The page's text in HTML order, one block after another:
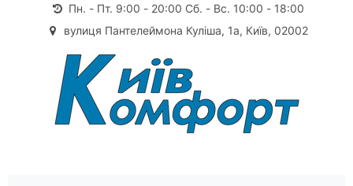
Пн. - Пт. 9:00 - 20:00 Сб. - Вс. 10:00 - 18:00
вулиця Пантелеймона Куліша, 1а, Київ, 02002